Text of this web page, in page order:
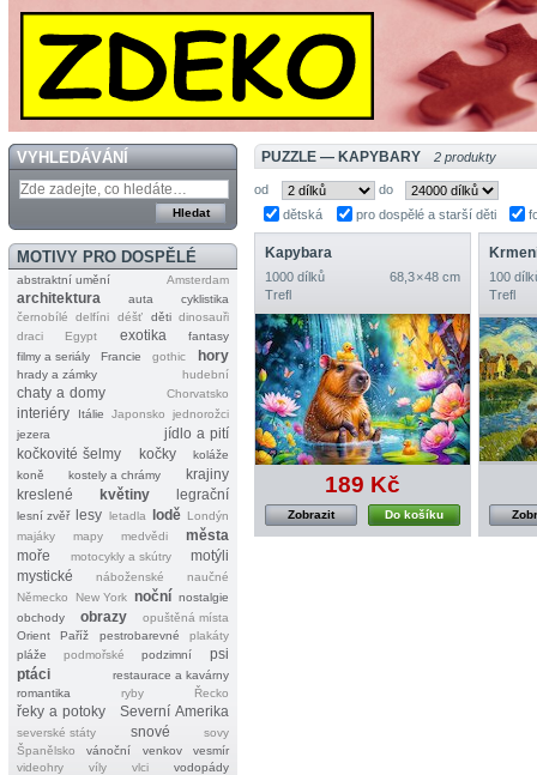
VYHLEDÁVÁNÍ
MOTIVY PRO DOSPĚLÉ
abstraktní umění Amsterdam
architektura auta
cyklistika
černobílé
delfíni déšť děti dinosauři
draci
Egypt exotika
fantasy
filmy a seriály
Francie gothic hory
hrady a zámky hudební
chaty a domy Chorvatsko
interiéry Itálie Japonsko
jednorožci
jezera
jídlo a pití
kočkovité šelmy
kočky
koláže
koně
kostely a chrámy
krajiny
kreslené
květiny legrační
lesní zvěř lesy letadla lodě Londýn
majáky
mapy medvědi
města
moře
motocykly a skútry
motýli
mystické
náboženské
naučné
Německo
New York noční nostalgie
obchody
obrazy
opuštěná místa
Orient
Paříž pestrobarevné
plakáty
pláže
podmořské podzimní
psi
ptáci
restaurace a kavárny
romantika
ryby Řecko
řeky a potoky Severní Amerika
severské státy snové
sovy
Španělsko
vánoční venkov
vesmír
videohry
víly vlci vodopády
PUZZLE — KAPYBARY 2 produkty
od
do
dětská
pro dospělé a starší děti
Kapybara
1000 dílků
68,3 × 48 cm
Trefl
189 Kč
Do košíku
Zobrazit
100
Trefl